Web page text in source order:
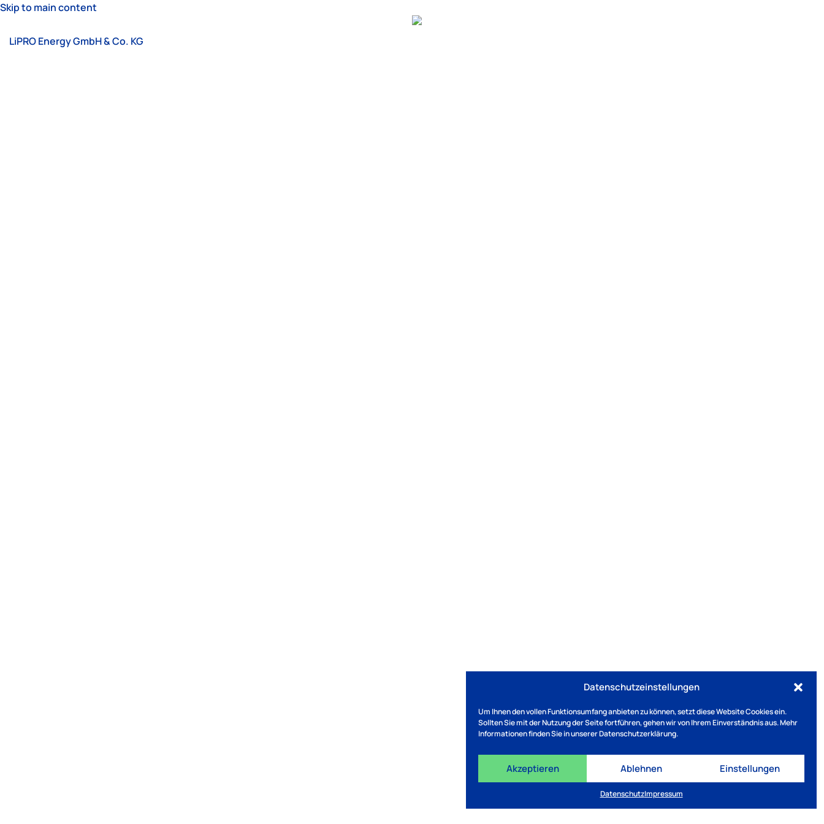
Datenschutzeinstellungen
Um Ihnen den vollen Funktionsumfang anbieten zu können, setzt diese Website Cookies ein.
Sollten Sie mit der Nutzung der Seite fortführen, gehen wir von Ihrem Einverständnis aus. Mehr
Informationen finden Sie in unserer Datenschutzerklärung.
Akzeptieren Ablehnen Einstellungen
DatenschutzImpressum
Skip to main content
LiPRO Energy GmbH & Co. KG